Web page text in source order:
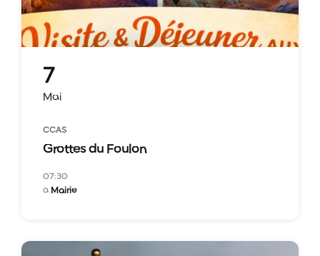
7
Mai
CCAS
Grottes du Foulon
07:30
à Mairie